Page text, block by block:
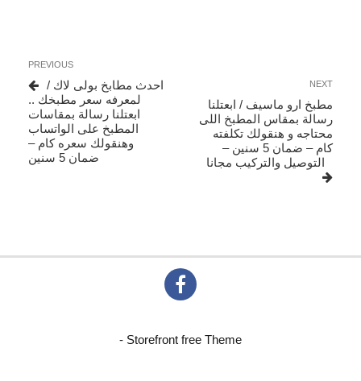
المقالات
Previous
Post
PREVIOUS
احدث مطابخ بولى لاك /
لمعرفه سعر مطبخك ..
ابعتلنا رسالة بمقاسات
المطبخ على الواتساب
وهنقولك سعره كام –
ضمان 5 سنين
Next
NEXT
مطبخ ارو ماسيف / ابعتلنا
رسالة بمقاس المطبخ اللى
محتاجه و هنقولك تكلفته
كام – ضمان 5 سنين –
التوصيل والتركيب مجانا
- Storefront free Theme